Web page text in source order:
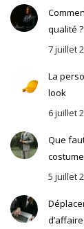
qualité ?
7 juillet
La
look
6 juillet
Que
5 juillet